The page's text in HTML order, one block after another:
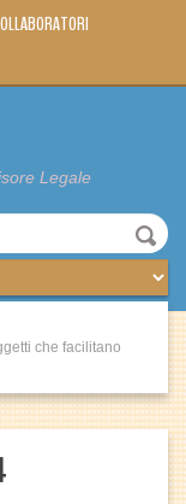
Legale
che facilitano